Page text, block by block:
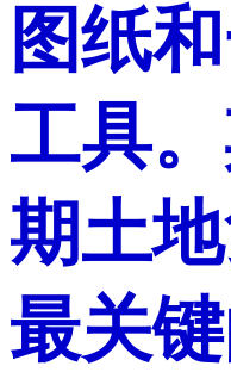
图纸
工具
期土
最关